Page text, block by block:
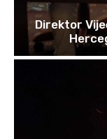
Direktor